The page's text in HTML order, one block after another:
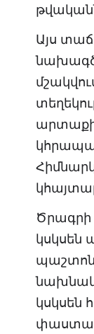
Այս
Ծրագրի
կսկսեն
կսկսեն